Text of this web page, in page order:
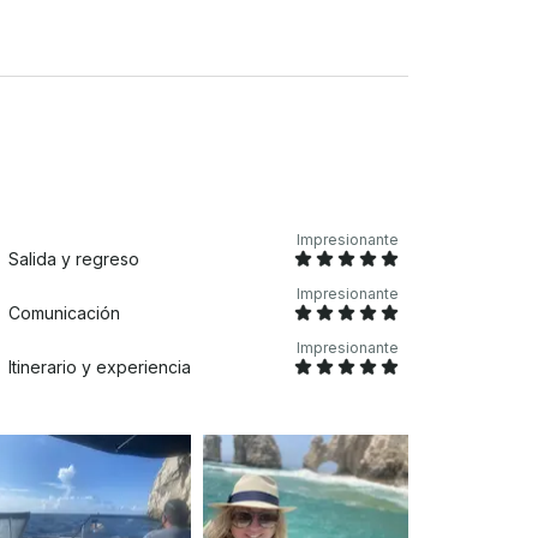
para quienes buscan
que supere los 10 iniciales, hay un
• Compañero o mesero • Barra libre •
pintoresco paisaje. Continuando con
sumergiéndonos en su vasta
Cabo San Lucas para bucear, te
Salida y regreso
Impresionante
Comunicación
Impresionante
Itinerario y experiencia
Impresionante